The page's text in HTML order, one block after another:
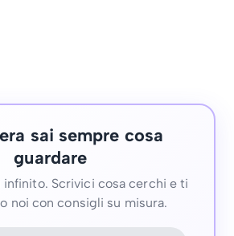
sai sempre cosa
guardare
infinito. Scrivici cosa cerchi e ti
noi con consigli su misura.